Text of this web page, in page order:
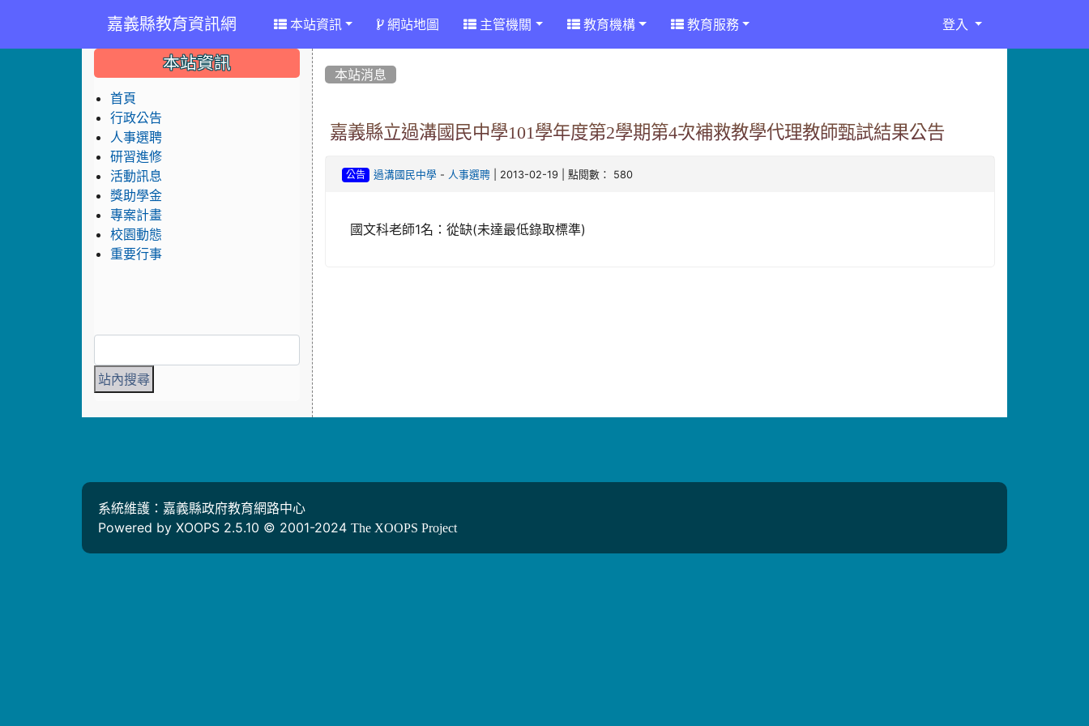
嘉義縣教育資訊網 本站資訊 網站地圖 主管機關 教育機構 教育服務 登入
本站消息
嘉義縣立過溝國民中學101學年度第2學期第4次補救教學代理教師甄試結果公告
公告 過溝國民中學 - 人事選聘 | 2013-02-19 | 點閱數： 580
國文科老師1名：從缺(未達最低錄取標準)
::: 本站資訊
首頁
行政公告
人事選聘
研習進修
活動訊息
獎助學金
專案計畫
校園動態
重要行事
系統維護：嘉義縣政府教育網路中心
Powered by XOOPS 2.5.10 © 2001-2024 The XOOPS Project